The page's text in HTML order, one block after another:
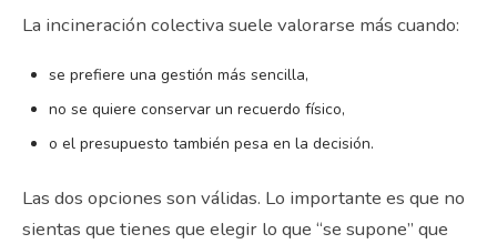
La incineración colectiva suele valorarse más cuando:
se prefiere una gestión más sencilla,
no se quiere conservar un recuerdo físico,
o el presupuesto también pesa en la decisión.
Las dos opciones son válidas. Lo importante es que no
sientas que tienes que elegir lo que “se supone” que